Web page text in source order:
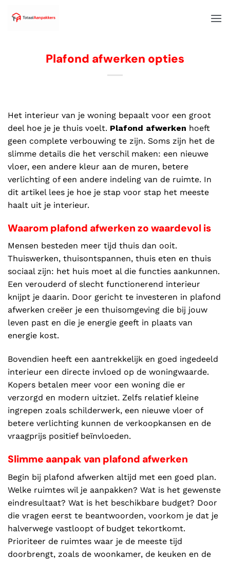
Plafond afwerken opties
Het interieur van je woning bepaalt voor een groot
deel hoe je je thuis voelt. Plafond afwerken hoeft
geen complete verbouwing te zijn. Soms zijn het de
slimme details die het verschil maken: een nieuwe
vloer, een andere kleur aan de muren, betere
verlichting of een andere indeling van de ruimte. In
dit artikel lees je hoe je stap voor stap het meeste
haalt uit je interieur.
Waarom plafond afwerken zo waardevol is
Mensen besteden meer tijd thuis dan ooit.
Thuiswerken, thuisontspannen, thuis eten en thuis
sociaal zijn: het huis moet al die functies aankunnen.
Een verouderd of slecht functionerend interieur
knijpt je daarin. Door gericht te investeren in plafond
afwerken creëer je een thuisomgeving die bij jouw
leven past en die je energie geeft in plaats van
energie kost.
Bovendien heeft een aantrekkelijk en goed ingedeeld
interieur een directe invloed op de woningwaarde.
Kopers betalen meer voor een woning die er
verzorgd en modern uitziet. Zelfs relatief kleine
ingrepen zoals schilderwerk, een nieuwe vloer of
betere verlichting kunnen de verkoopkansen en de
vraagprijs positief beïnvloeden.
Slimme aanpak van plafond afwerken
Begin bij plafond afwerken altijd met een goed plan.
Welke ruimtes wil je aanpakken? Wat is het gewenste
eindresultaat? Wat is het beschikbare budget? Door
die vragen eerst te beantwoorden, voorkom je dat je
halverwege vastloopt of budget tekortkomt.
Prioriteer de ruimtes waar je de meeste tijd
doorbrengt, zoals de woonkamer, de keuken en de